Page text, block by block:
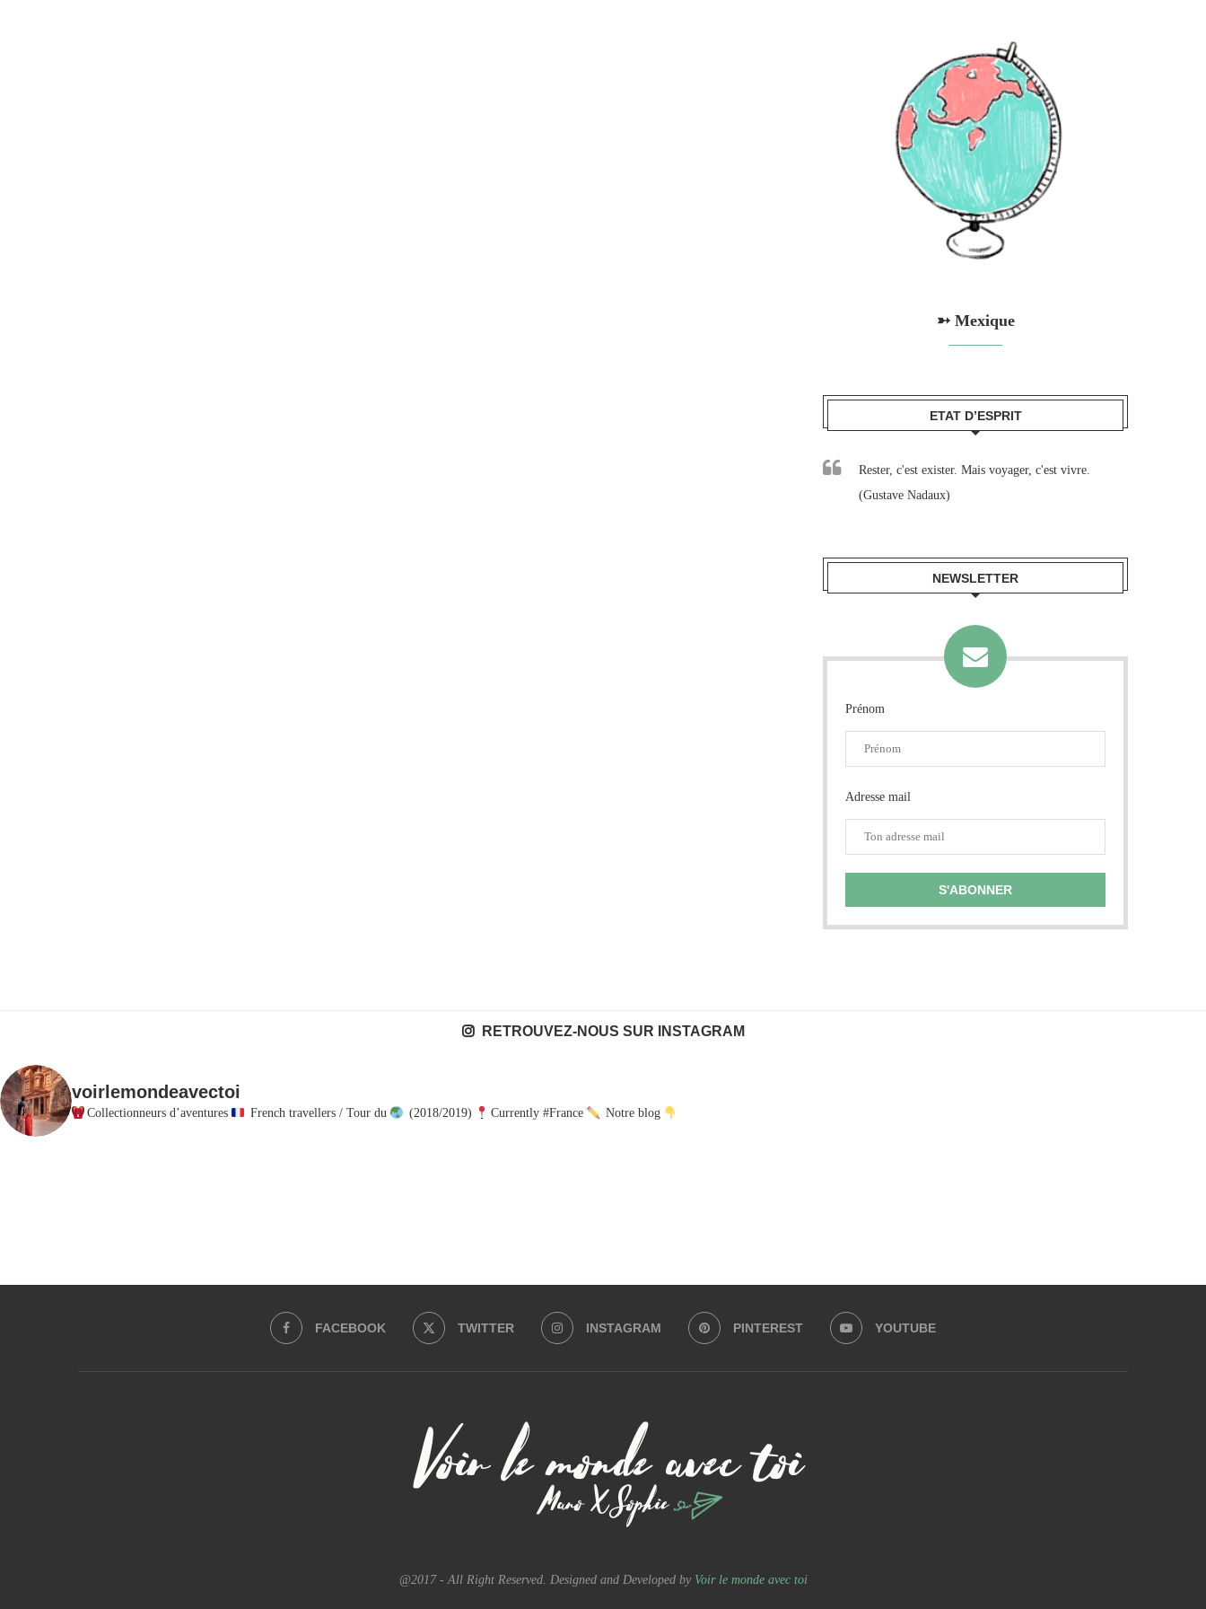
➳ Mexique
ETAT D’ESPRIT
Rester, c'est exister. Mais voyager, c'est vivre.
(Gustave Nadaux)
NEWSLETTER
Prénom
Adresse mail
RETROUVEZ-NOUS SUR INSTAGRAM
voirlemondeavectoi
Collectionneurs d’aventures French travellers / Tour du (2018/2019) Currently #France Notre blog
Charger plus Suivre sur Instagram
FACEBOOK TWITTER INSTAGRAM PINTEREST YOUTUBE
@2017 - All Right Reserved. Designed and Developed by Voir le monde avec toi